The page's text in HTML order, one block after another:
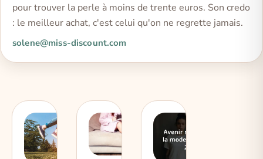
pour trouver la perle à moins de trente euros. Son credo
: le meilleur achat, c'est celui qu'on ne regrette jamais.
solene@miss-discount.com